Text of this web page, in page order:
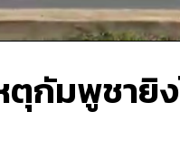
กัมพูชายิ